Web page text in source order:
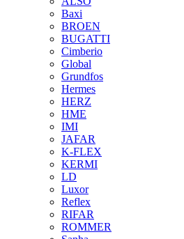
Baxi
BROEN
BUGATTI
Cimberio
Global
Grundfos
Hermes
HERZ
HME
IMI
JAFAR
K-FLEX
KERMI
LD
Luxor
Reflex
RIFAR
ROMMER